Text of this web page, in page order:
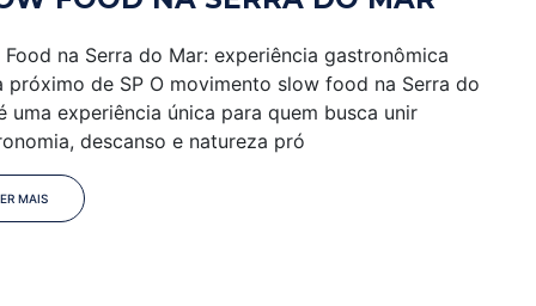
Food na Serra do Mar: experiência gastronômica
próximo de SP O movimento slow food na Serra do
uma experiência única para quem busca unir
descanso e natureza pró
MAIS